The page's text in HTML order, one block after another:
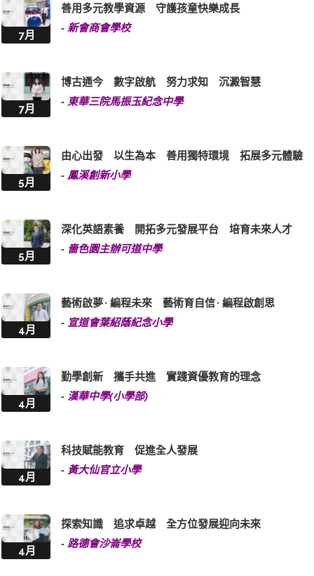
7月
善用多元教學資源 守護孩童快樂成長
- 新會商會學校
7月
博古通今 數字啟航 努力求知 沉澱智慧
- 東華三院馬振玉紀念中學
5月
由心出發 以生為本 善用獨特環境 拓展多元體驗
- 鳳溪創新小學
5月
深化英語素養 開拓多元發展平台 培育未來人才
- 嗇色園主辦可道中學
4月
藝術啟夢 · 編程未來 藝術育自信 · 編程啟創思
- 宣道會葉紹蔭紀念小學
4月
勤學創新 攜手共進 實踐資優教育的理念
- 漢華中學(小學部)
4月
科技賦能教育 促進全人發展
- 黃大仙官立小學
4月
探索知識 追求卓越 全方位發展迎向未來
- 路德會沙崙學校